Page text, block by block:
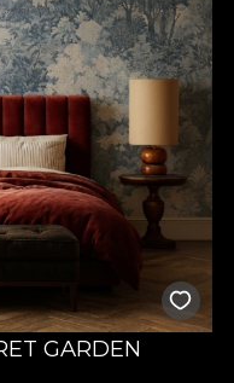
GARDEN